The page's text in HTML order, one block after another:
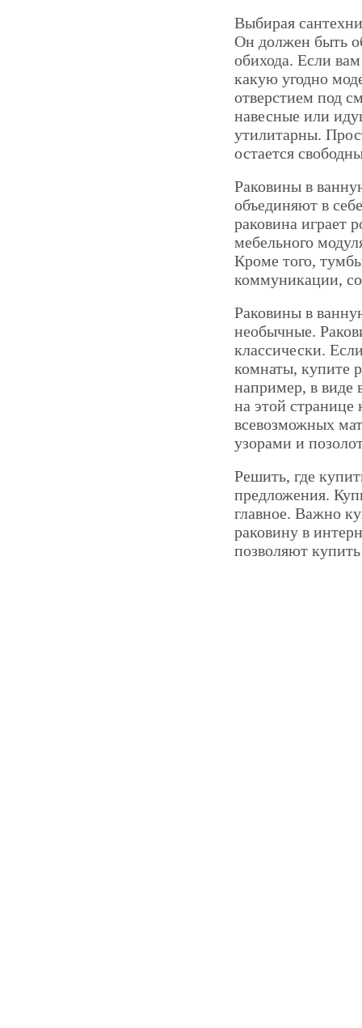
Выбирая
Он должен быть
обихода. Если
какую угодно
отверстием под
навесные или
утилитарны.
остается
Раковины в
объединяют в
раковина играет
мебельного
Кроме того,
коммуникации,
Раковины в
необычные.
классически.
комнаты, купите
например, в виде
на этой странице
всевозможных
узорами и
Решить, где
предложения.
главное. Важно
раковину в
позволяют